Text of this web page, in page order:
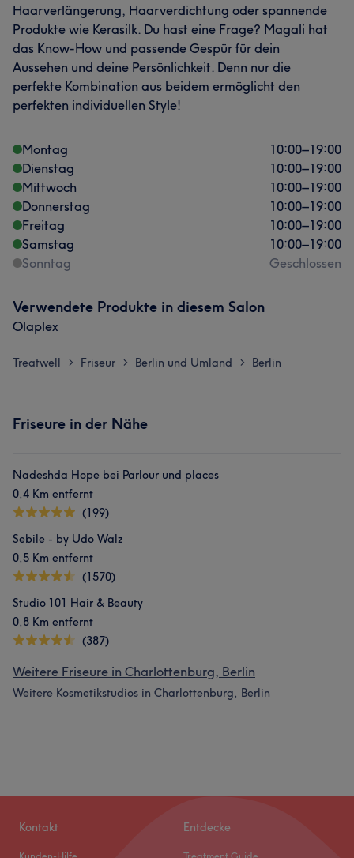
Haarverlängerung, Haarverdichtung oder spannende
Produkte wie Kerasilk. Du hast eine Frage? Magali hat
das Know-How und passende Gespür für dein
Aussehen und deine Persönlichkeit. Denn nur die
perfekte Kombination aus beidem ermöglicht den
perfekten individuellen Style!
Montag 10:00–19:00
Dienstag
10:00–19:00
Mittwoch
10:00–19:00
Donnerstag
10:00–19:00
Freitag
10:00–19:00
Samstag
10:00–19:00
Sonntag
Geschlossen
Verwendete Produkte in diesem Salon
Olaplex
Treatwell > Friseur > Berlin und Umland > Berlin
Friseure in der Nähe
Nadeshda Hope bei Parlour und places
0,4 Km entfernt
(199)
Sebile - by Udo Walz
0,5 Km entfernt
(1570)
Studio 101 Hair & Beauty
0,8 Km entfernt
(387)
Weitere Friseure in Charlottenburg, Berlin
Weitere Kosmetikstudios in Charlottenburg, Berlin
Kontakt Entdecke